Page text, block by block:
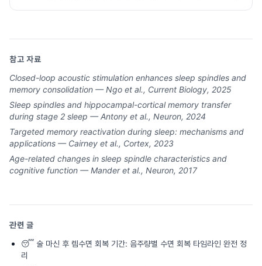
참고 자료
Closed-loop acoustic stimulation enhances sleep spindles and
memory consolidation — Ngo et al., Current Biology, 2025
Sleep spindles and hippocampal-cortical memory transfer
during stage 2 sleep — Antony et al., Neuron, 2024
Targeted memory reactivation during sleep: mechanisms and
applications — Cairney et al., Cortex, 2023
Age-related changes in sleep spindle characteristics and
cognitive function — Mander et al., Neuron, 2017
관련 글
😴 술 마신 후 렘수면 회복 기간: 음주량별 수면 회복 타임라인 완전 정
리